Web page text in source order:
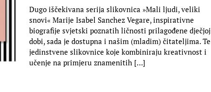
Dugo iščekivana serija slikovnica »Mali ljudi, veliki
snovi« Marije Isabel Sanchez Vegare, inspirativne
biografije svjetski poznatih ličnosti prilagođene dječjoj
dobi, sada je dostupna i našim (mladim) čitateljima. Te
jedinstvene slikovnice koje kombiniraju kreativnost i
učenje na primjeru znamenitih […]